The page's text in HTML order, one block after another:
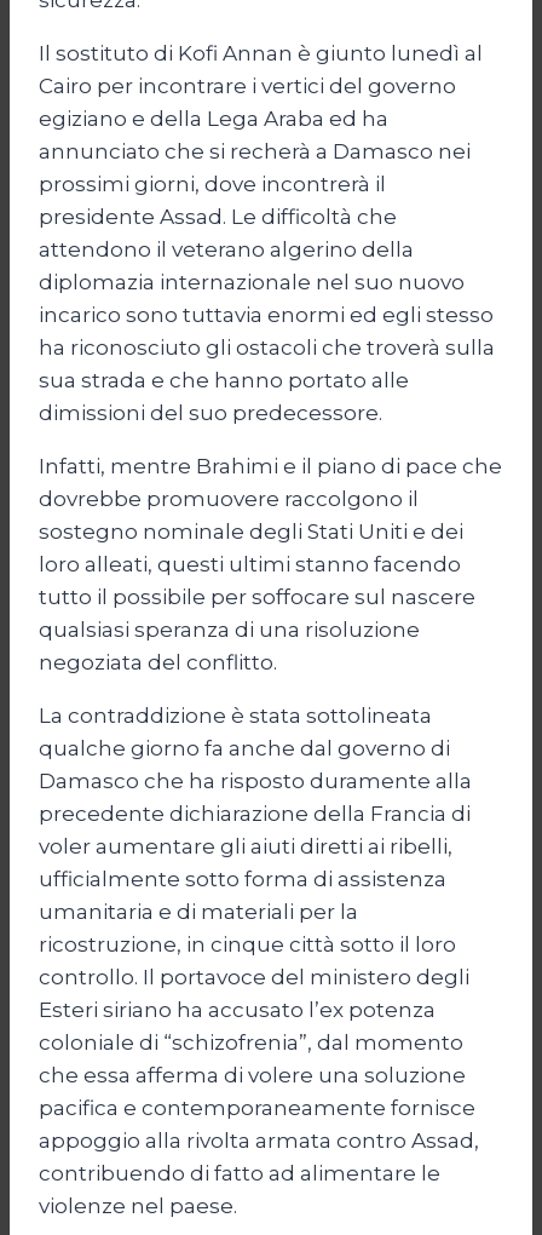
Il sostituto di Kofi Annan è giunto lunedì al
Cairo per incontrare i vertici del governo
egiziano e della Lega Araba ed ha
annunciato che si recherà a Damasco nei
prossimi giorni, dove incontrerà il
presidente Assad. Le difficoltà che
attendono il veterano algerino della
diplomazia internazionale nel suo nuovo
incarico sono tuttavia enormi ed egli stesso
ha riconosciuto gli ostacoli che troverà sulla
sua strada e che hanno portato alle
dimissioni del suo predecessore.
Infatti, mentre Brahimi e il piano di pace che
dovrebbe promuovere raccolgono il
sostegno nominale degli Stati Uniti e dei
loro alleati, questi ultimi stanno facendo
tutto il possibile per soffocare sul nascere
qualsiasi speranza di una risoluzione
negoziata del conflitto.
La contraddizione è stata sottolineata
qualche giorno fa anche dal governo di
Damasco che ha risposto duramente alla
precedente dichiarazione della Francia di
voler aumentare gli aiuti diretti ai ribelli,
ufficialmente sotto forma di assistenza
umanitaria e di materiali per la
ricostruzione, in cinque città sotto il loro
controllo. Il portavoce del ministero degli
Esteri siriano ha accusato l’ex potenza
coloniale di “schizofrenia”, dal momento
che essa afferma di volere una soluzione
pacifica e contemporaneamente fornisce
appoggio alla rivolta armata contro Assad,
contribuendo di fatto ad alimentare le
violenze nel paese.